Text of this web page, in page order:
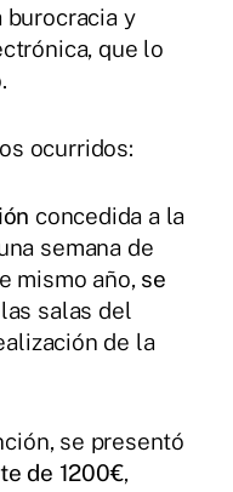
burocracia y
que lo
ocurridos:
concedida a la
semana de
mismo año, se
salas del
de la
se presentó
de 1200€,